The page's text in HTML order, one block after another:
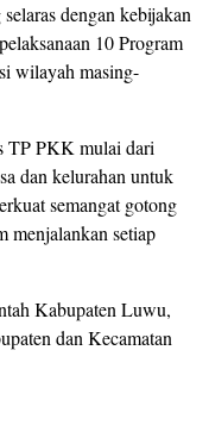
dengan kebijakan
10 Program
wilayah masing-
TP PKK mulai dari
dan kelurahan untuk
semangat gotong
menjalankan setiap
Kabupaten Luwu,
dan Kecamatan